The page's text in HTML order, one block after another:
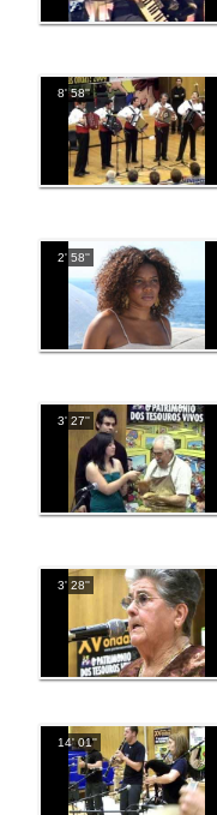
8' 58''
2' 58''
3' 27''
3' 28''
14' 01''